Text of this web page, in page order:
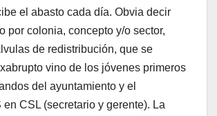
el abasto cada día. Obvia decir
por colonia, concepto y/o sector,
de redistribución, que se
vino de los jóvenes primeros
del ayuntamiento y el
en CSL (secretario y gerente). La